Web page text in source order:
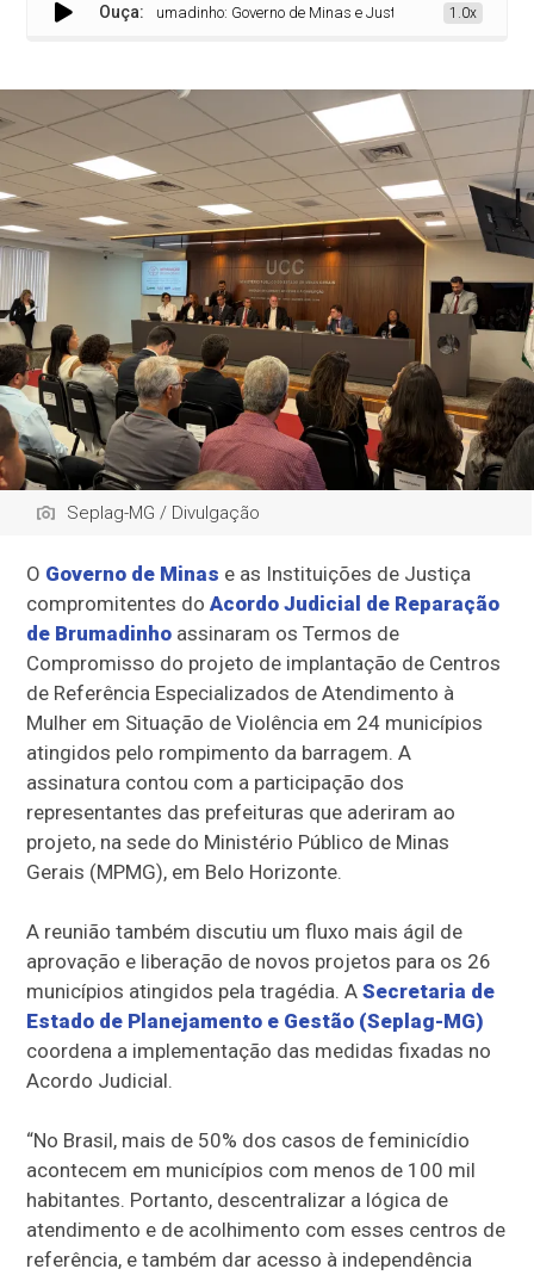
Ouça:
Acordo de Brumadinho: Governo de Minas e Justiça assinam termo para
1.0x
Seplag-MG / Divulgação
O Governo de Minas e as Instituições de Justiça
compromitentes doAcordo Judicial de Reparação
de Brumadinho assinaram os Termos de
Compromisso do projeto de implantação de Centros
de Referência Especializados de Atendimento à
Mulher em Situação de Violência em 24 municípios
atingidos pelo rompimento da barragem. A
assinatura contou com a participação dos
representantes das prefeituras que aderiram ao
projeto, na sede do Ministério Público de Minas
Gerais (MPMG), em Belo Horizonte.
A reunião também discutiu um fluxo mais ágil de
aprovação e liberação de novos projetos para os 26
municípios atingidos pela tragédia. ASecretaria de
Estado de Planejamento e Gestão (Seplag-MG)
coordena a implementação das medidas fixadas no
Acordo Judicial.
“No Brasil, mais de 50% dos casos de feminicídio
acontecem em municípios com menos de 100 mil
habitantes. Portanto, descentralizar a lógica de
atendimento e de acolhimento com esses centros de
referência, e também dar acesso à independência